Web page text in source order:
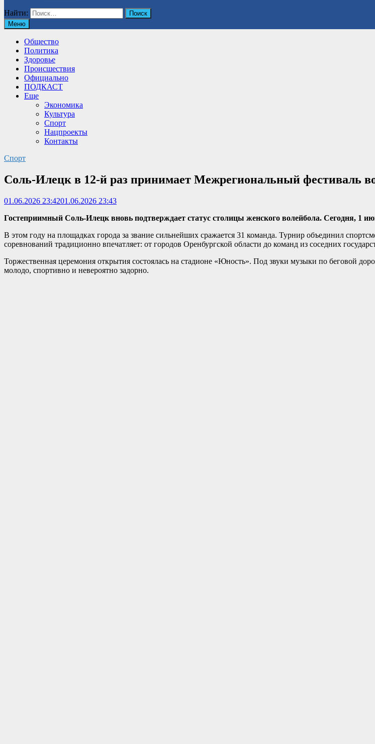
Найти:
Меню
Общество
Политика
Здоровье
Происшествия
Официально
ПОДКАСТ
Еще
Экономика
Культура
Спорт
Нацпроекты
Контакты
Спорт
Соль-Илецк в 12-й раз принимает Межрегиональный фестиваль
01.06.2026 23:4201.06.2026 23:43
Гостеприимный Соль-Илецк вновь подтверждает статус столицы женского волейбола. Сегодня, 1
В этом году на площадках города за звание сильнейших сражается 31 команда. Турнир объединил
соревнований традиционно впечатляет: от городов Оренбургской области до команд из соседних
Торжественная церемония открытия состоялась на стадионе «Юность». Под звуки музыки по беговой
молодо, спортивно и невероятно задорно.